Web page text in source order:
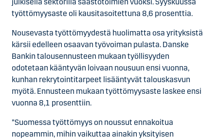
työttömyysaste oli kausitasoitettuna 8,6 prosenttia.
Nousevasta työttömyydestä huolimatta osa yrityksistä
kärsii edelleen osaavan työvoiman pulasta. Danske
Bankin talousennusteen mukaan työllisyyden
odotetaan kääntyvän loivaan nousuun ensi vuonna,
kunhan rekrytointitarpeet lisääntyvät talouskasvun
myötä. Ennusteen mukaan työttömyysaste laskee ensi
vuonna 8,1 prosenttiin.
”Suomessa työttömyys on noussut ennakoitua
nopeammin, mihin vaikuttaa ainakin yksityisen